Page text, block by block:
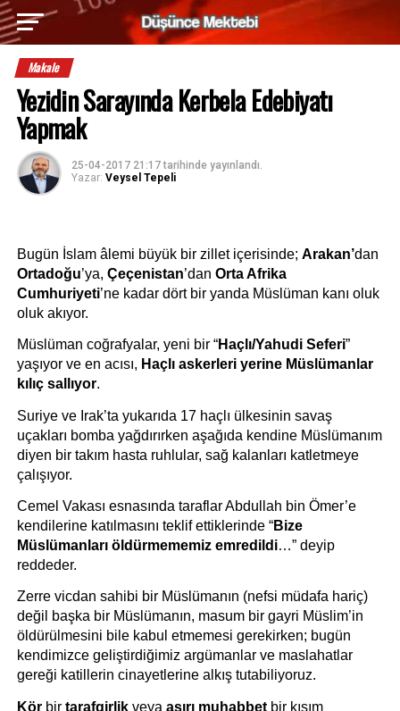
Makale
Yezidin Sarayında Kerbela Edebiyatı
Yapmak
25-04-2017 21:17tarihinde yayınlandı.
Yazar: Veysel Tepeli
Bugün İslam âlemi büyük bir zillet içerisinde; Arakan’dan
Ortadoğu’ya, Çeçenistan’dan Orta Afrika
Cumhuriyeti’ne kadar dört bir yanda Müslüman kanı oluk
oluk akıyor.
Müslüman coğrafyalar, yeni bir “Haçlı/Yahudi Seferi”
yaşıyor ve en acısı, Haçlı askerleri yerine Müslümanlar
kılıç sallıyor.
Suriye ve Irak’ta yukarıda 17 haçlı ülkesinin savaş
uçakları bomba yağdırırken aşağıda kendine Müslümanım
diyen bir takım hasta ruhlular, sağ kalanları katletmeye
çalışıyor.
Cemel Vakası esnasında taraflar Abdullah bin Ömer’e
kendilerine katılmasını teklif ettiklerinde “Bize
Müslümanları öldürmememiz emredildi…” deyip
reddeder.
Zerre vicdan sahibi bir Müslümanın (nefsi müdafa hariç)
değil başka bir Müslümanın, masum bir gayri Müslim’in
öldürülmesini bile kabul etmemesi gerekirken; bugün
kendimizce geliştirdiğimiz argümanlar ve maslahatlar
gereği katillerin cinayetlerine alkış tutabiliyoruz.
Kör bir tarafgirlik veya aşırı muhabbet bir kısım